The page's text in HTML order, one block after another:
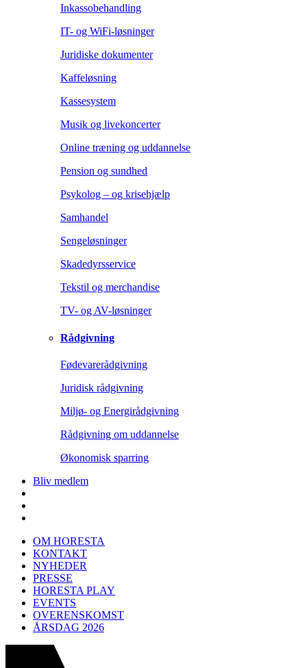
Inkassobehandling
IT- og WiFi-løsninger
Juridiske dokumenter
Kaffeløsning
Kassesystem
Musik og livekoncerter
Online træning og uddannelse
Pension og sundhed
Psykolog – og krisehjælp
Samhandel
Sengeløsninger
Skadedyrsservice
Tekstil og merchandise
TV- og AV-løsninger
Rådgivning
Fødevarerådgivning
Juridisk rådgivning
Miljø- og Energirådgivning
Rådgivning om uddannelse
Økonomisk sparring
Bliv medlem
OM HORESTA
KONTAKT
NYHEDER
PRESSE
HORESTA PLAY
EVENTS
OVERENSKOMST
ÅRSDAG 2026